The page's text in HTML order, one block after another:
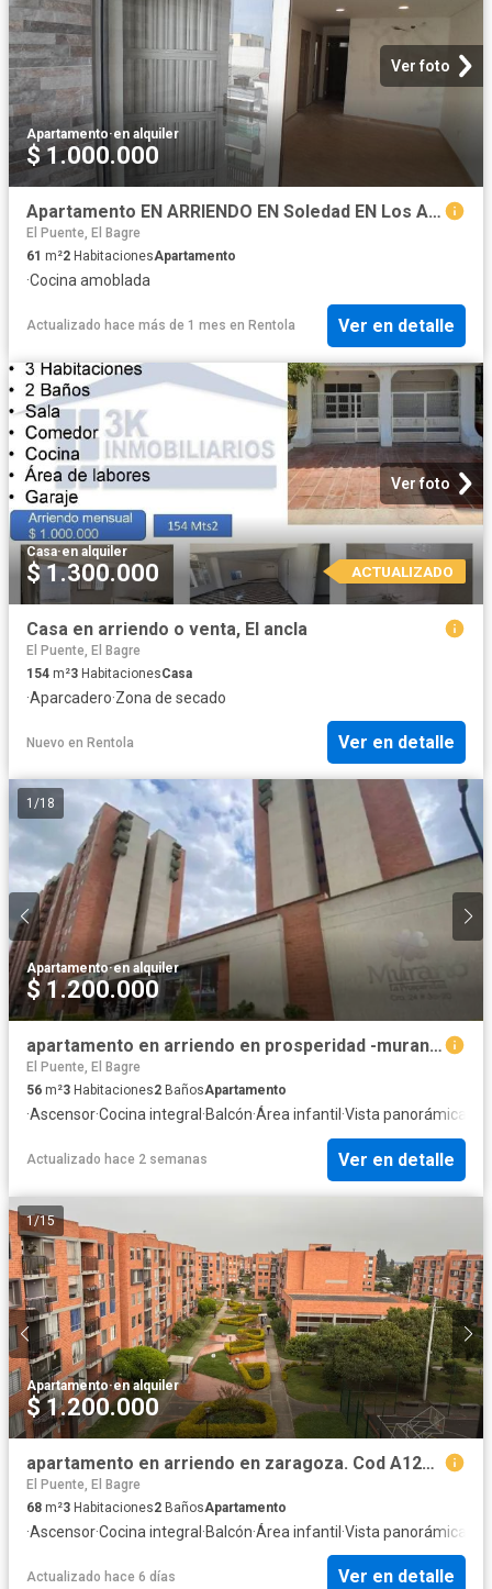
arrendatarios.
Ver foto
Apartamento·en alquiler
$ 1.000.000
Apartamento EN ARRIENDO EN Soledad EN Los Almendros 348023 $1.000.000
El Puente, El Bagre
61 m²2 HabitacionesApartamento
·Cocina amoblada
Actualizado hace más de 1 mes en Rentola Ver en detalle
Ver foto
Casa·en alquiler
$ 1.300.000 ACTUALIZADO
Casa en arriendo o venta, El ancla
El Puente, El Bagre
154 m²3 HabitacionesCasa
·Aparcadero·Zona de secado
Nuevo en Rentola Ver en detalle
1 /18
Apartamento·en alquiler
$ 1.200.000
apartamento en arriendo en prosperidad -murano. Cod A125988
El Puente, El Bagre
56 m²3 Habitaciones2 BañosApartamento
·Ascensor·Cocina integral ·Balcón·Área infantil ·Vista panorámica
Actualizado hace 2 semanas Ver en detalle
1/15
Apartamento·en alquiler
$ 1.200.000
apartamento en arriendo en zaragoza. Cod A125859
El Puente, El Bagre
68 m²3 Habitaciones2 BañosApartamento
·Ascensor·Cocina integral ·Balcón·Área infantil ·Vista panorámica
Actualizado hace 6 días Ver en detalle